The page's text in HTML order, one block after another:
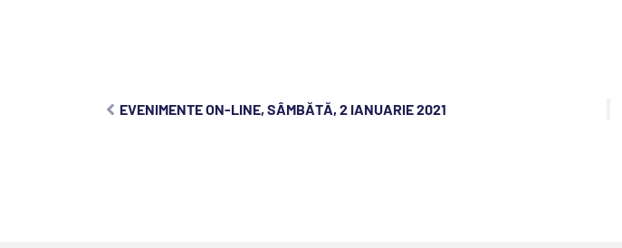
EVENIMENTE ON-LINE, SÂMBĂTĂ, 2 IANUARIE 2021